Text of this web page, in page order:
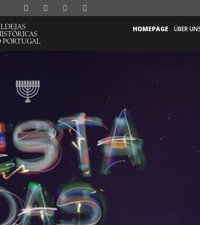
HOMEPAGE ÜBER